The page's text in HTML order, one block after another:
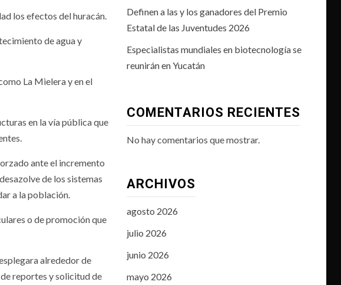
los efectos del huracán.
de agua y
La Mielera y en el
en la vía pública que
ante el incremento
de los sistemas
a la población.
o de promoción que
alrededor de
reportes y solicitud de
Definen a las y los ganadores del Premio
Estatal de las Juventudes 2026
Especialistas mundiales en biotecnología se
reunirán en Yucatán
COMENTARIOS RECIENTES
No hay comentarios que mostrar.
ARCHIVOS
agosto 2026
julio 2026
junio 2026
mayo 2026